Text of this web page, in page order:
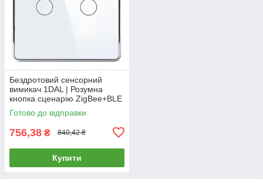
Бездротовий сенсорний
вимикач 1DAL | Розумна
кнопка сценарію ZigBee+BLE
| Білий, 2 сенсор
(ZBSC201.WT)
Готово до відправки
756,38 ₴ 840,42 ₴
Купити